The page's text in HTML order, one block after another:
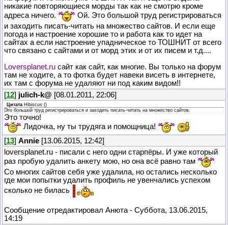
никакие повторяющиеся морды так как не смотрю кроме
адреса ничего.
Ой. Это большой труд регистрироваться
и заходить писать-читать на множество сайтов. И если еще
погода и настроение хорошие то и работа как то идет на
сайтах а если настроение упадническое то ТОШНИТ от всего
что связано с сайтами и от морд этих и от их писем и т.д....
Loversplanet.ru сайт как сайт, как многие. Вы только на форум
там не ходите, а то фотка будет навеки висеть в интернете,
их там с форума не удаляют ни под каким видом!!
[12] julich-k@ [08.01.2011, 22:06]
Цитата Hibiscus ()
Это большой труд регистрироваться и заходить писать-читать на множество сайтов.
Это точно!
Лидочка, ну ты трудяга и помощница!
[13] Annie [13.06.2015, 12:42]
loversplanet.ru - писали с него одни старпёры. И уже который
раз пробую удалить анкету мою, но она всё равно там
Со многих сайтов себя уже удалила, но остались несколько
где мои попытки удалить профиль не увенчались успехом
сколько не билась
Сообщение отредактировал Анюта - Суббота, 13.06.2015,
14:19